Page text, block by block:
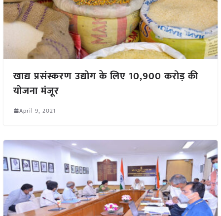
खाद्य प्रसंस्करण उद्योग के लिए 10,900 करोड़ की
योजना मंजूर
April 9, 2021